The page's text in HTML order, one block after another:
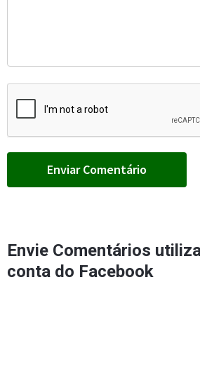
Envie Comentários
conta do Facebook